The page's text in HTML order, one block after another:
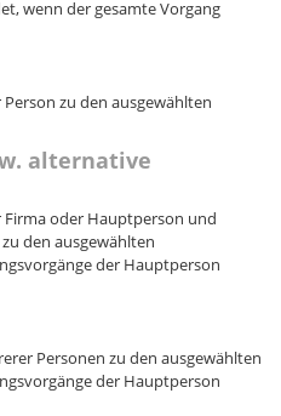
wenn der gesamte Vorgang
zu den ausgewählten
alternative
oder Hauptperson und
den ausgewählten
der Hauptperson
Personen zu den ausgewählten
der Hauptperson